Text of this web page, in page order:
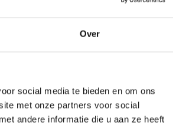
Over
social media te bieden en om ons
met onze partners voor social
andere informatie die u aan ze heeft